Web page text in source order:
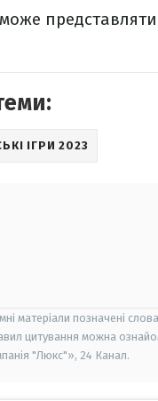
ІГРИ 2023
матеріали позначені
цитування можна
"Люкс"», 24 Канал.